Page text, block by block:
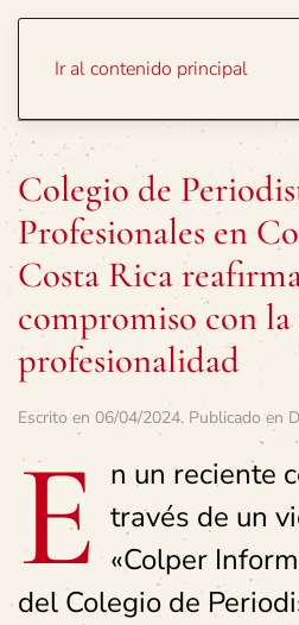
Ir al contenido principal
Colegio de
Profesionales en
Costa Rica
compromiso con
profesionalidad
Escrito en 06/04/2024. Publicado en
E n un reciente
través de un
«Colper
del Colegio de